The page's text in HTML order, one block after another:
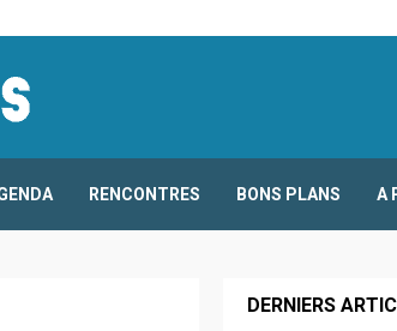
RENCONTRES BONS PLANS A
DERNIERS